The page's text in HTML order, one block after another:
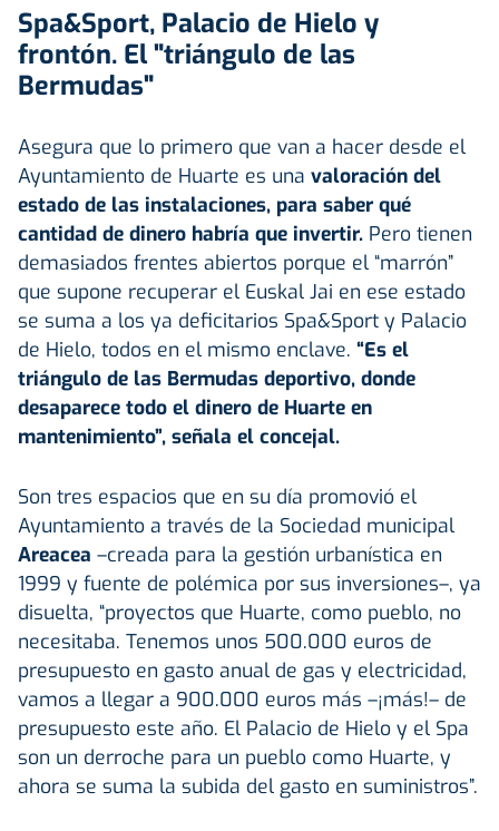
Spa&Sport, Palacio de Hielo y
frontón. El "triángulo de las
Bermudas"
Asegura que lo primero que van a hacer desde el
Ayuntamiento de Huarte es una valoración del
estado de las instalaciones, para saber qué
cantidad de dinero habría que invertir. Pero tienen
demasiados frentes abiertos porque el “marrón”
que supone recuperar el Euskal Jai en ese estado
se suma a los ya deficitarios Spa&Sport y Palacio
de Hielo, todos en el mismo enclave. “Es el
triángulo de las Bermudas deportivo, donde
desaparece todo el dinero de Huarte en
mantenimiento”, señala el concejal.
Son tres espacios que en su día promovió el
Ayuntamiento a través de la Sociedad municipal
Areacea –creada para la gestión urbanística en
1999 y fuente de polémica por sus inversiones–, ya
disuelta, “proyectos que Huarte, como pueblo, no
necesitaba. Tenemos unos 500.000 euros de
presupuesto en gasto anual de gas y electricidad,
vamos a llegar a 900.000 euros más –¡más!– de
presupuesto este año. El Palacio de Hielo y el Spa
son un derroche para un pueblo como Huarte, y
ahora se suma la subida del gasto en suministros”.